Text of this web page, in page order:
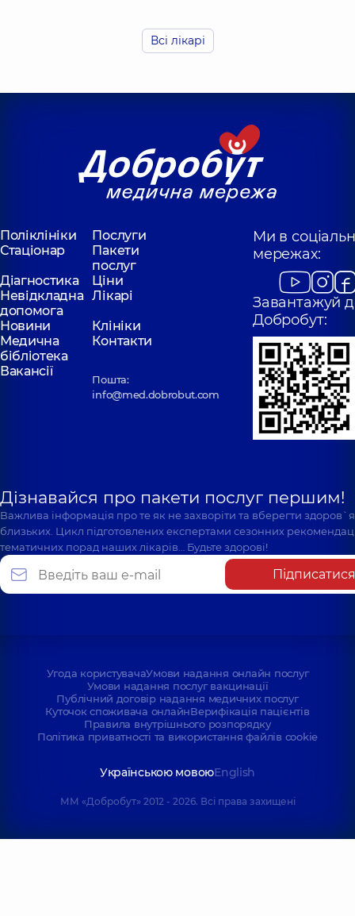
дитячий,5 років
досвіду
Кулибаба Юлія
Василівна
Отоларинголог;
досвіду
Шепетько-
Домбровська
(Доні) Дарина
Олександрівна
Отоларинголог;
Отоларинголог-
онколог,5 років
досвіду
Всі лікарі
Поліклініки
Послуги
Стаціонар
Пакети
послуг
Діагностика
Ціни
Невідкладна
допомога
Лікарі
Новини
Клініки
Медична
бібліотека
Контакти
Вакансії
Пошта:
info@med.dobrobut.com
Ми в
мережах:
Завантажуй
Добробут:
Дізнавайся про пакети послуг першим!
Важлива інформація про те як не захворіти та вберегти
близьких. Цикл підготовлених експертами сезонних
тематичних порад наших лікарів… Будьте здорові!
Підписатися
Угода користувачаУмови надання онлайн послуг
Умови надання послуг вакцинації
Публічний договір надання медичних послуг
Куточок споживача онлайнВерифікація пацієнтів
Правила внутрішнього розпорядку
Політика приватності та використання файлів cookie
Українською мовоюEnglish
ММ «Добробут» 2012 - 2026. Всі права захищені